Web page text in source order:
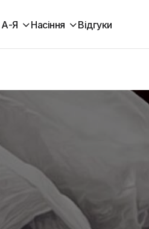
А-Я Насіння Відгуки